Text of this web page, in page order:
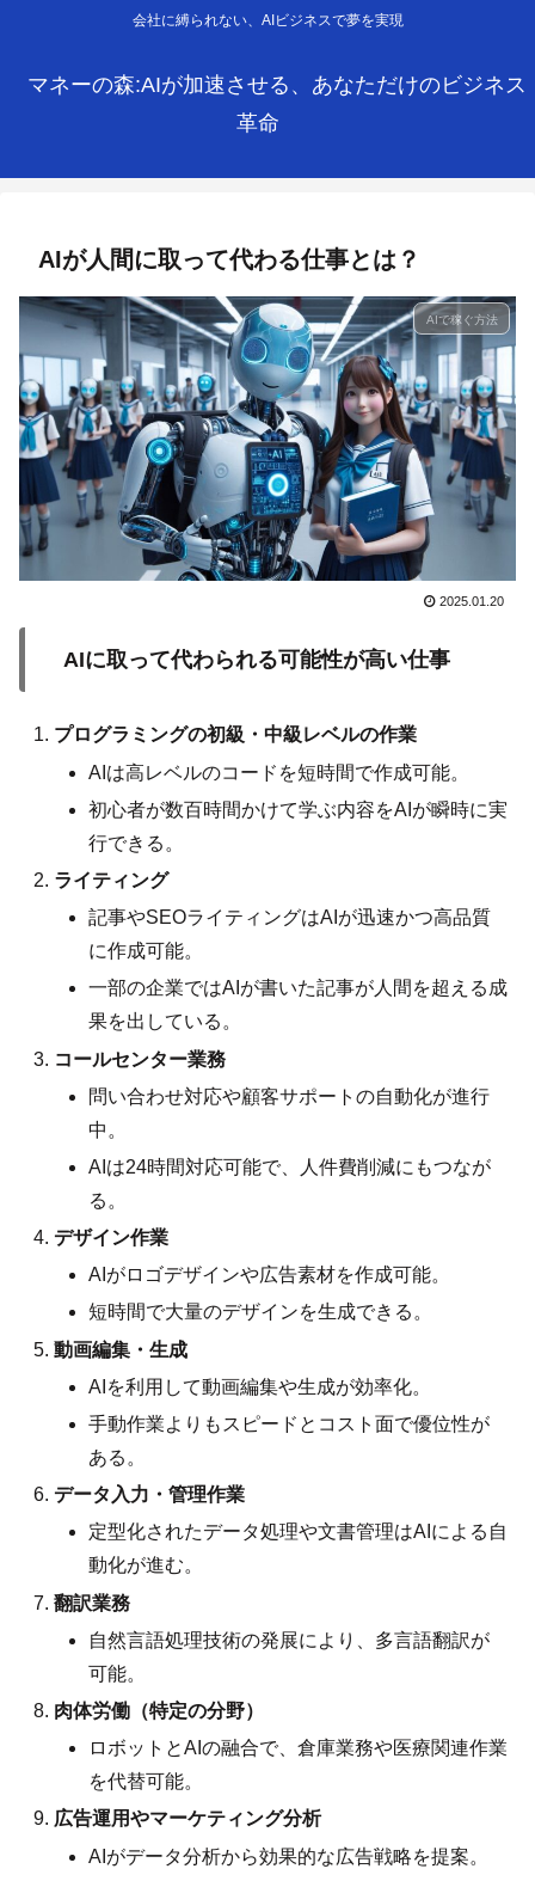
会社に縛られない、AIビジネスで夢を実現
マネーの森:AIが加速させる、あなただけのビジネス
革命
AIが人間に取って代わる仕事とは？
AIで稼ぐ方法
2025.01.20
AIに取って代わられる可能性が高い仕事
プログラミングの初級・中級レベルの作業
AIは高レベルのコードを短時間で作成可能。
初心者が数百時間かけて学ぶ内容をAIが瞬時に実
行できる。
ライティング
記事やSEOライティングはAIが迅速かつ高品質
に作成可能。
一部の企業ではAIが書いた記事が人間を超える成
果を出している。
コールセンター業務
問い合わせ対応や顧客サポートの自動化が進行
中。
AIは24時間対応可能で、人件費削減にもつなが
る。
デザイン作業
AIがロゴデザインや広告素材を作成可能。
短時間で大量のデザインを生成できる。
動画編集・生成
AIを利用して動画編集や生成が効率化。
手動作業よりもスピードとコスト面で優位性が
ある。
データ入力・管理作業
定型化されたデータ処理や文書管理はAIによる自
動化が進む。
翻訳業務
自然言語処理技術の発展により、多言語翻訳が
可能。
肉体労働（特定の分野）
ロボットとAIの融合で、倉庫業務や医療関連作業
を代替可能。
広告運用やマーケティング分析
AIがデータ分析から効果的な広告戦略を提案。